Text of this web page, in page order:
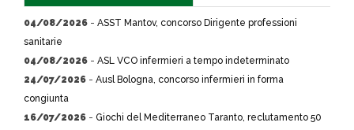
04/08/2026 - ASST Mantov, concorso Dirigente professioni
sanitarie
04/08/2026 - ASL VCO infermieri a tempo indeterminato
24/07/2026 - Ausl Bologna, concorso infermieri in forma
congiunta
16/07/2026 - Giochi del Mediterraneo Taranto, reclutamento 50